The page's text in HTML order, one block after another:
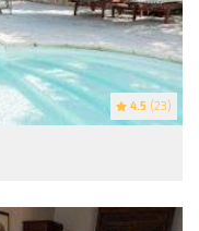
4.5 (23)